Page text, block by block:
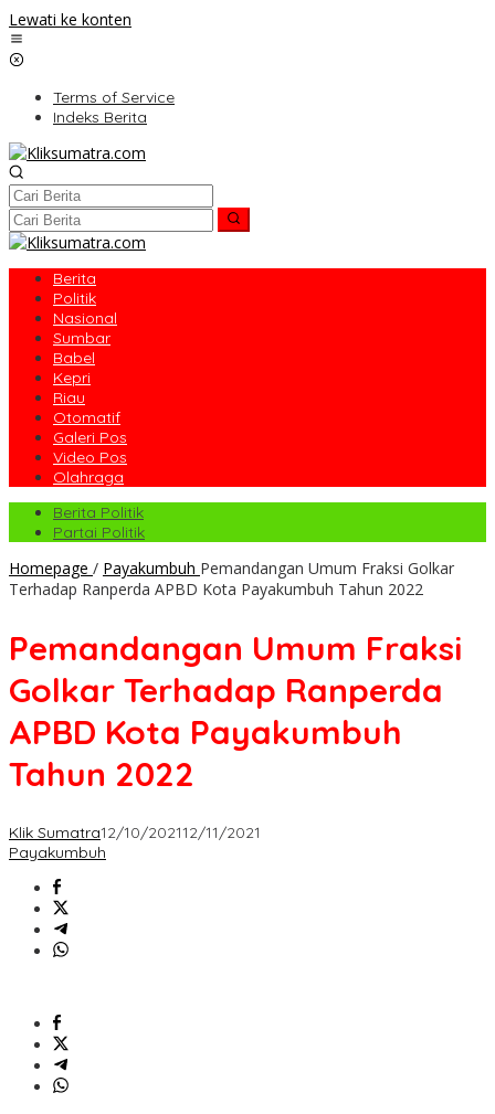
Lewati ke konten
Terms of Service
Indeks Berita
Berita
Politik
Nasional
Sumbar
Babel
Kepri
Riau
Otomatif
Galeri Pos
Video Pos
Olahraga
Berita Politik
Partai Politik
Homepage / Payakumbuh Pemandangan Umum Fraksi Golkar
Terhadap Ranperda APBD Kota Payakumbuh Tahun 2022
Pemandangan Umum Fraksi
Golkar Terhadap Ranperda
APBD Kota Payakumbuh
Tahun 2022
Klik Sumatra12/10/202112/11/2021
Payakumbuh